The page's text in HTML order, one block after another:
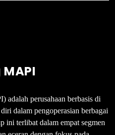
perusahaan berbasis di
dalam pengoperasian berbagai
ini terlibat dalam empat segmen